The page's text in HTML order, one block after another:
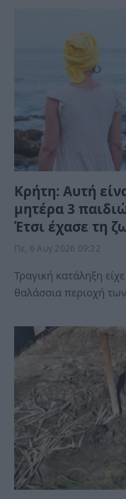
Κρήτη: Αυτή
μητέρα 3
Έτσι έχασε τη
Πε, 6 Αυγ 2026 09:22
Τραγική κατάληξη
θαλάσσια περιοχή